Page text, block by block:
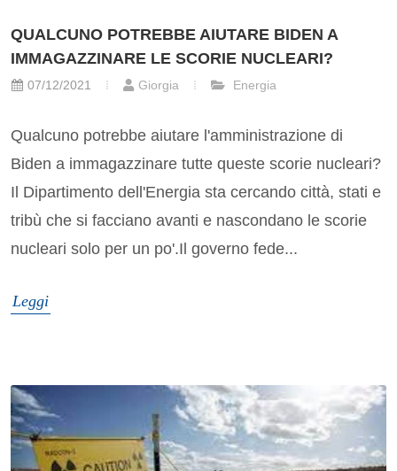
QUALCUNO POTREBBE AIUTARE BIDEN A
IMMAGAZZINARE LE SCORIE NUCLEARI?
07/12/2021 Giorgia Energia
Qualcuno potrebbe aiutare l'amministrazione di
Biden a immagazzinare tutte queste scorie nucleari?
Il Dipartimento dell'Energia sta cercando città, stati e
tribù che si facciano avanti e nascondano le scorie
nucleari solo per un po'.Il governo fede...
Leggi